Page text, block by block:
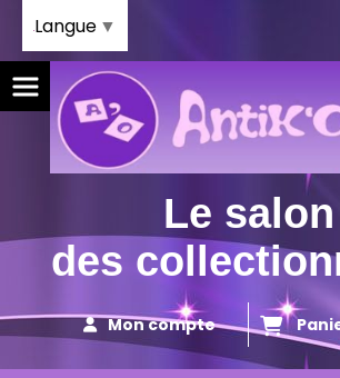
Le salon
des
Mon compte
Langue ▼